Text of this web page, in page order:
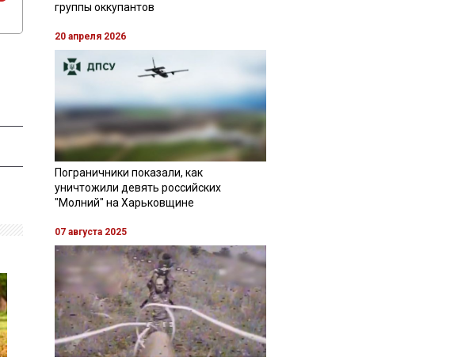
группы оккупантов
20 апреля 2026
Пограничники показали, как
уничтожили девять российских
"Молний" на Харьковщине
07 августа 2025